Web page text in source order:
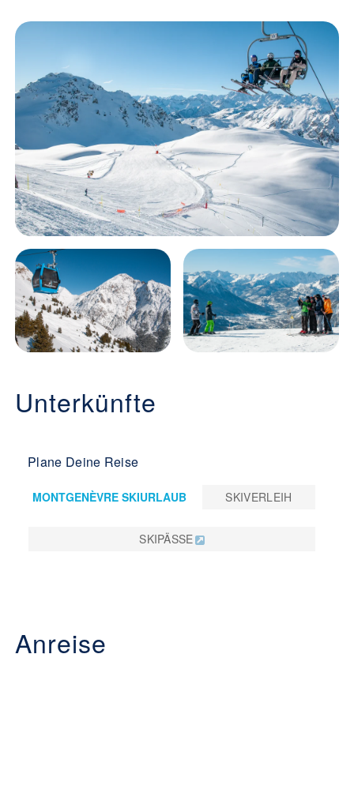
Unterkünfte
Plane Deine Reise
MONTGENÈVRE SKIURLAUB SKIVERLEIH
SKIPÄSSE
Anreise